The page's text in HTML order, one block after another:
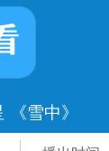
《雪中》